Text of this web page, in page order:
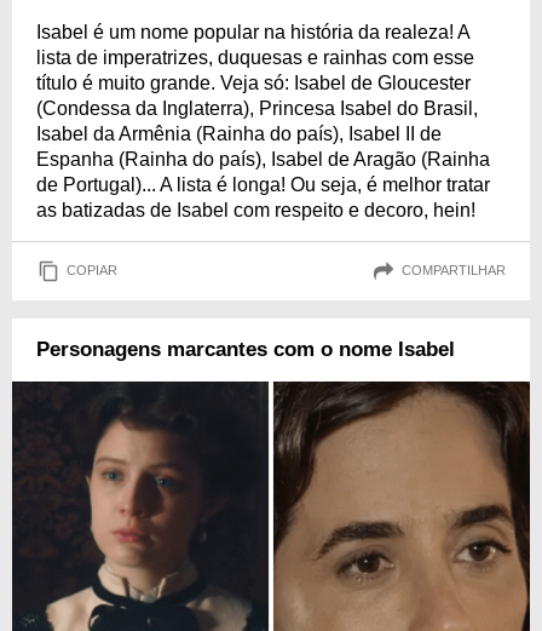
Isabel é um nome popular na história da realeza! A
lista de imperatrizes, duquesas e rainhas com esse
título é muito grande. Veja só: Isabel de Gloucester
(Condessa da Inglaterra), Princesa Isabel do Brasil,
Isabel da Armênia (Rainha do país), Isabel II de
Espanha (Rainha do país), Isabel de Aragão (Rainha
de Portugal)... A lista é longa! Ou seja, é melhor tratar
as batizadas de Isabel com respeito e decoro, hein!
COPIAR COMPARTILHAR
Personagens marcantes com o nome Isabel